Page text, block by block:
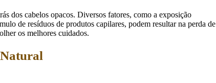
dos cabelos opacos. Diversos fatores, como a exposição
de resíduos de produtos capilares, podem resultar na perda de
os melhores cuidados.